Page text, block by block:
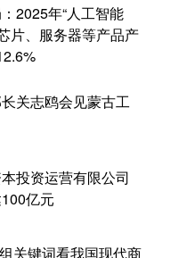
2025年“人工智能
片、服务器等产品产
关志鸥会见蒙古工
投资运营有限公司
亿元
关键词看我国现代商